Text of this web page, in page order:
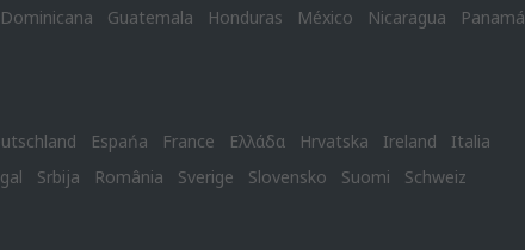
Guatemala Honduras México Nicaragua Panamá
Espańa France Ελλάδα Hrvatska Ireland
Italia
Srbija România Sverige Slovensko Suomi
Schweiz